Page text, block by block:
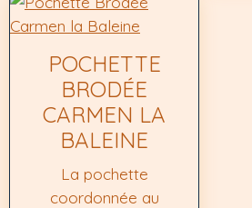
POCHETTE
BRODÉE
CARMEN LA
BALEINE
La pochette
coordonnée au